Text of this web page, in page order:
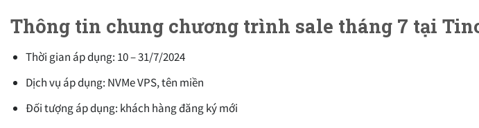
Thông tin chung chương trình sale tháng 7 tại
Thời gian áp dụng: 10 – 31/7/2024
Dịch vụ áp dụng: NVMe VPS, tên miền
Đối tượng áp dụng: khách hàng đăng ký mới